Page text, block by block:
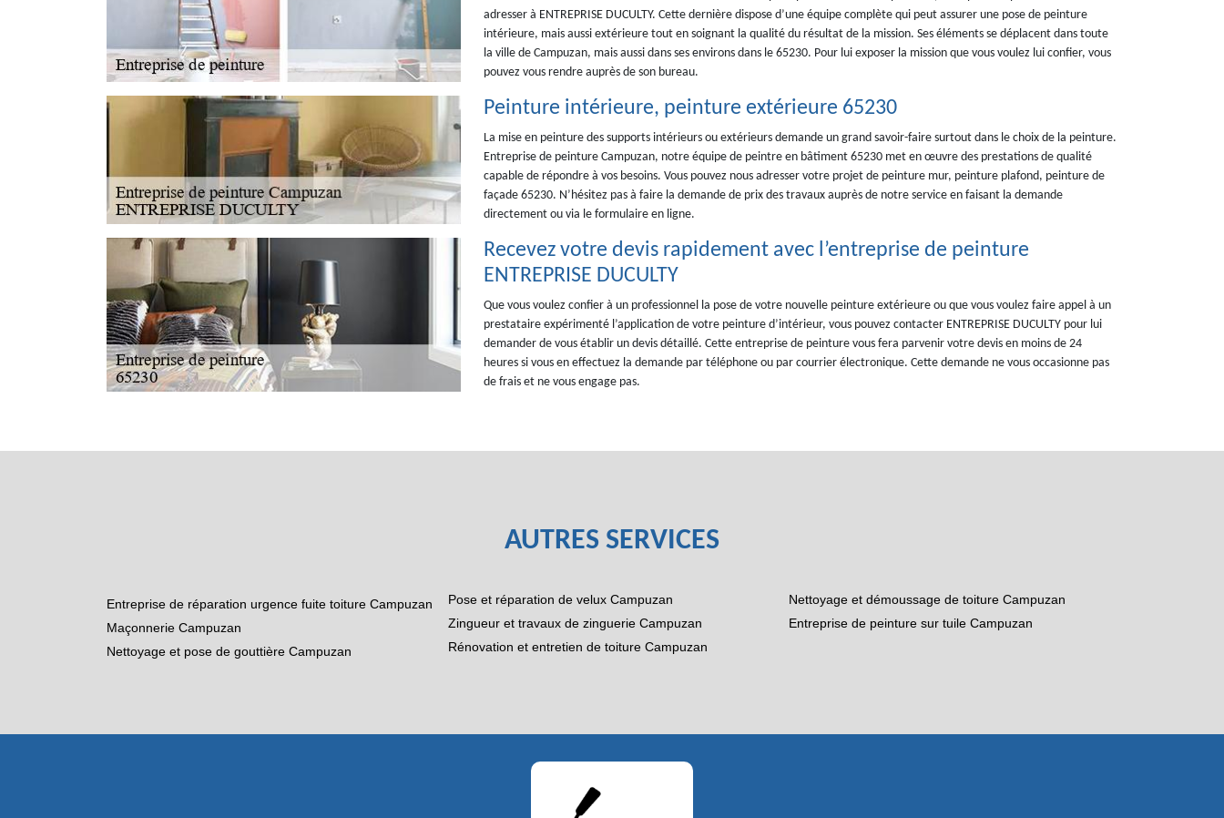
adresser à ENTREPRISE DUCULTY. Cette dernière dispose d’une équipe complète qui peut assurer une pose de peinture
intérieure, mais aussi extérieure tout en soignant la qualité du résultat de la mission. Ses éléments se déplacent dans toute
la ville de Campuzan, mais aussi dans ses environs dans le 65230. Pour lui exposer la mission que vous voulez lui confier, vous
pouvez vous rendre auprès de son bureau.
Peinture intérieure, peinture extérieure 65230
La mise en peinture des supports intérieurs ou extérieurs demande un grand savoir-faire surtout dans le choix de la peinture.
Entreprise de peinture Campuzan, notre équipe de peintre en bâtiment 65230 met en œuvre des prestations de qualité
capable de répondre à vos besoins. Vous pouvez nous adresser votre projet de peinture mur, peinture plafond, peinture de
façade 65230. N’hésitez pas à faire la demande de prix des travaux auprès de notre service en faisant la demande
directement ou via le formulaire en ligne.
Recevez votre devis rapidement avec l’entreprise de peinture
ENTREPRISE DUCULTY
Que vous voulez confier à un professionnel la pose de votre nouvelle peinture extérieure ou que vous voulez faire appel à un
prestataire expérimenté l’application de votre peinture d’intérieur, vous pouvez contacter ENTREPRISE DUCULTY pour lui
demander de vous établir un devis détaillé. Cette entreprise de peinture vous fera parvenir votre devis en moins de 24
heures si vous en effectuez la demande par téléphone ou par courrier électronique. Cette demande ne vous occasionne pas
de frais et ne vous engage pas.
AUTRES SERVICES
Entreprise de réparation urgence fuite toiture Campuzan
Maçonnerie Campuzan
Nettoyage et pose de gouttière Campuzan
Pose et réparation de velux Campuzan
Zingueur et travaux de zinguerie Campuzan
Rénovation et entretien de toiture Campuzan
Nettoyage et démoussage de toiture Campuzan
Entreprise de peinture sur tuile Campuzan